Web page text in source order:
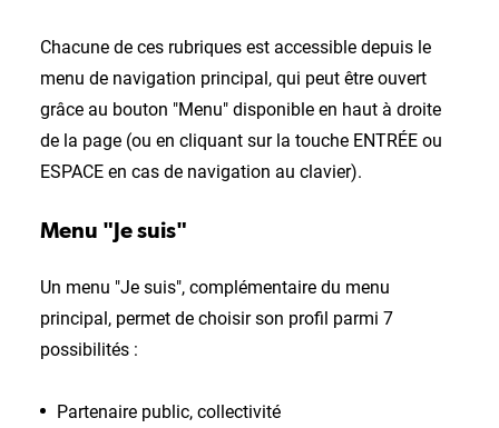
Chacune de ces rubriques est accessible depuis le
menu de navigation principal, qui peut être ouvert
grâce au bouton "Menu" disponible en haut à droite
de la page (ou en cliquant sur la touche ENTRÉE ou
ESPACE en cas de navigation au clavier).
Menu "Je suis"
Un menu "Je suis", complémentaire du menu
principal, permet de choisir son profil parmi 7
possibilités :
Partenaire public, collectivité